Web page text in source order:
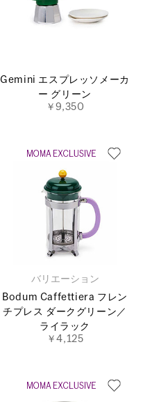
Gemini エスプレッソメーカ
ー グリーン
￥9,350
バリエーション
Bodum Caffettiera フレン
チプレス ダークグリーン／
ライラック
￥4,125